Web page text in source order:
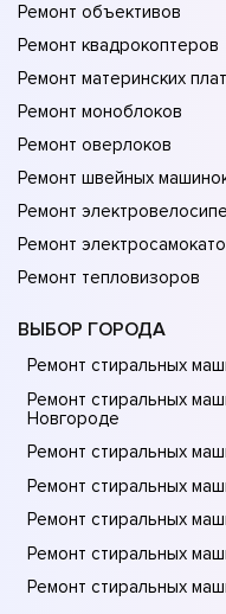
Ремонт объективов
Ремонт квадрокоптеров
Ремонт материнских плат
Ремонт моноблоков
Ремонт оверлоков
Ремонт швейных
Ремонт
Ремонт
Ремонт тепловизоров
ВЫБОР ГОРОДА
Ремонт стиральных
Ремонт стиральных
Новгороде
Ремонт стиральных
Ремонт стиральных
Ремонт стиральных
Ремонт стиральных
Ремонт стиральных